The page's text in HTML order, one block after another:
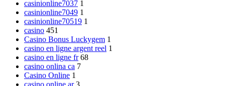
casinionline7037 1
casinionline7049 1
casinionline70519 1
casino 451
Casino Bonus Luckygem 1
casino en ligne argent reel 1
casino en ligne fr 68
casino onlina ca 7
Casino Online 1
casino online ar 3